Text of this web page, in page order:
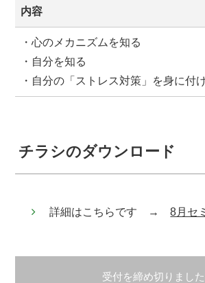
内容
・心のメカニズムを知る
・自分を知る
・自分の「ストレス対策」を身に付
チラシのダウンロード
詳細はこちらです →8月セ
受付を締め切りました